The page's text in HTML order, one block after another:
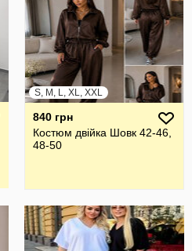
S, M, L, XL, XXL
840 грн
Костюм двійка Шовк 42-46,
48-50